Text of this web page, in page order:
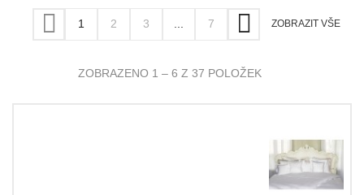
ZOBRAZIT VŠE
1 2 3 7
ZOBRAZENO 1 – 6 Z 37 POLOŽEK